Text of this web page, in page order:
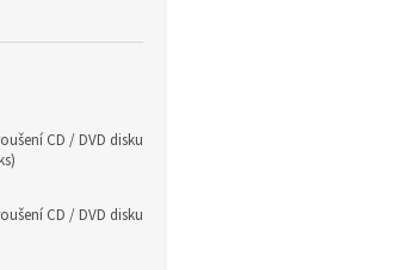
CD / DVD disku
CD / DVD disku